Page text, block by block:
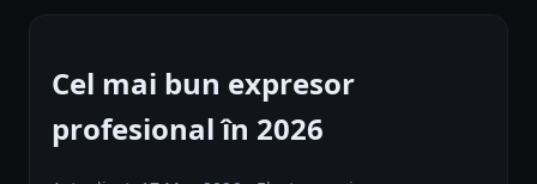
Cel mai bun expresor
profesional în 2026